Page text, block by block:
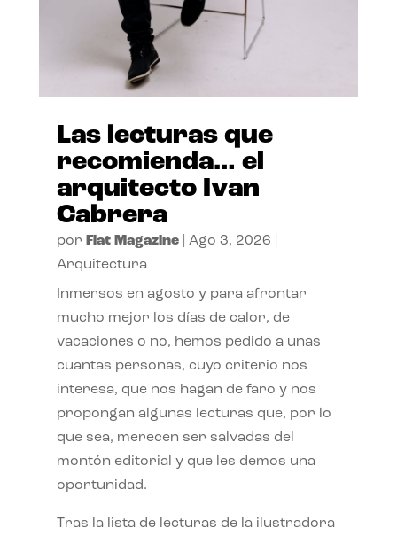
Las lecturas que
recomienda… el
arquitecto Ivan
Cabrera
por Flat Magazine| Ago 3, 2026
Arquitectura
Inmersos en agosto y para afrontar
mucho mejor los días de calor, de
vacaciones o no, hemos pedido a unas
cuantas personas, cuyo criterio nos
interesa, que nos hagan de faro y nos
propongan algunas lecturas que, por lo
que sea, merecen ser salvadas del
montón editorial y que les demos una
oportunidad.
Tras la lista de lecturas de la ilustradora